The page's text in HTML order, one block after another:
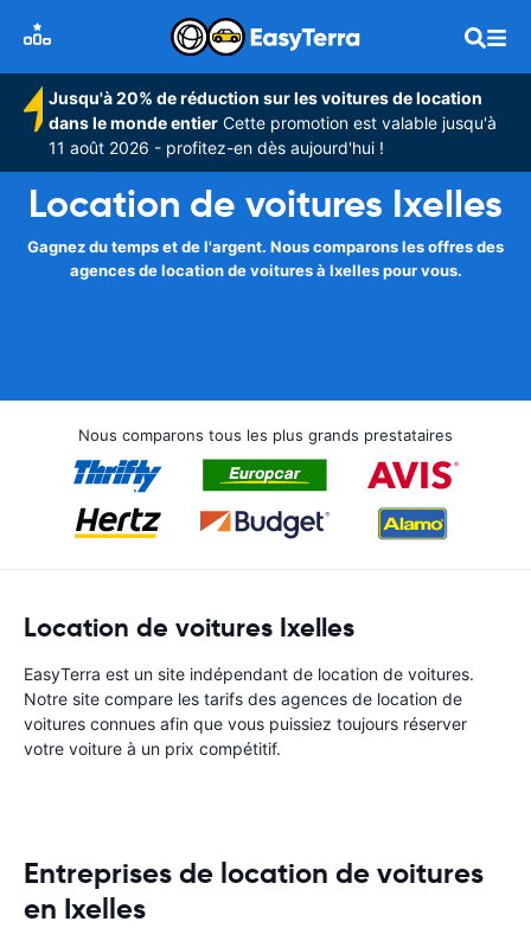
Jusqu'à 20% de réduction sur les voitures de location
dans le monde entier Cette promotion est valable jusqu'à
11 août 2026 - profitez-en dès aujourd'hui !
Location de voitures Ixelles
Gagnez du temps et de l'argent. Nous comparons les offres des
agences de location de voitures à Ixelles pour vous.
Nous comparons tous les plus grands prestataires
Location de voitures Ixelles
EasyTerra est un site indépendant de location de voitures.
Notre site compare les tarifs des agences de location de
voitures connues afin que vous puissiez toujours réserver
votre voiture à un prix compétitif.
Entreprises de location de voitures
en Ixelles